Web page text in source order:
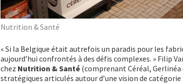
Nutrition & Santé
« Si la Belgique était autrefois un paradis pour les
aujourd’hui confrontés à des défis complexes. » Filip
chez Nutrition & Santé (comprenant Céréal,
stratégiques articulés autour d’une vision de